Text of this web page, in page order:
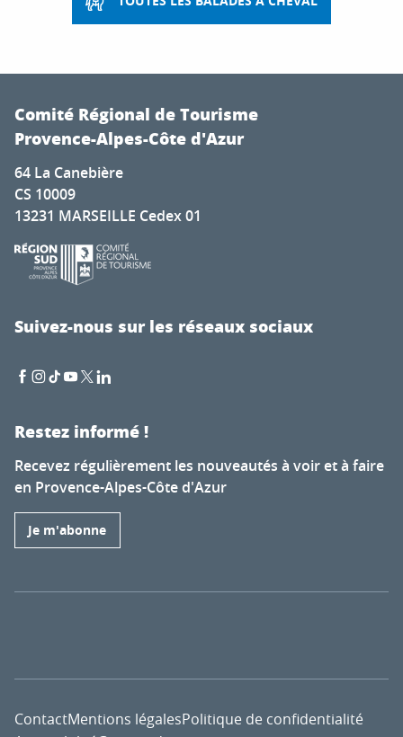
Comité Régional de Tourisme
Provence-Alpes-Côte d'Azur
64 La Canebière
CS 10009
13231 MARSEILLE Cedex 01
Suivez-nous sur les réseaux sociaux
Restez informé !
Recevez régulièrement les nouveautés à voir et à faire
en Provence-Alpes-Côte d'Azur
Je m'abonne
ContactMentions légalesPolitique de confidentialité